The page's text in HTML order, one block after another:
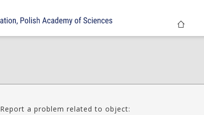
Report a problem related to object: